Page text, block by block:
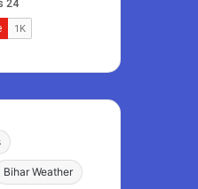
Bihar Weather